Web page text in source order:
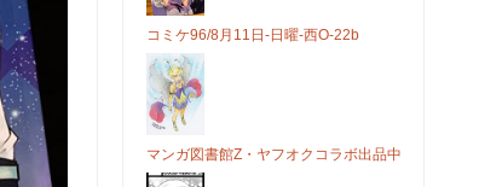
コミケ96/8月11日-日曜-西O-22b
マンガ図書館Z・ヤフオクコラボ出品中